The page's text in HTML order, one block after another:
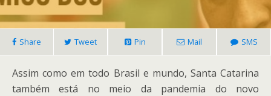
Share Tweet Pin Mail SMS
Assim como em todo Brasil e mundo, Santa Catarina
também está no meio da pandemia do novo